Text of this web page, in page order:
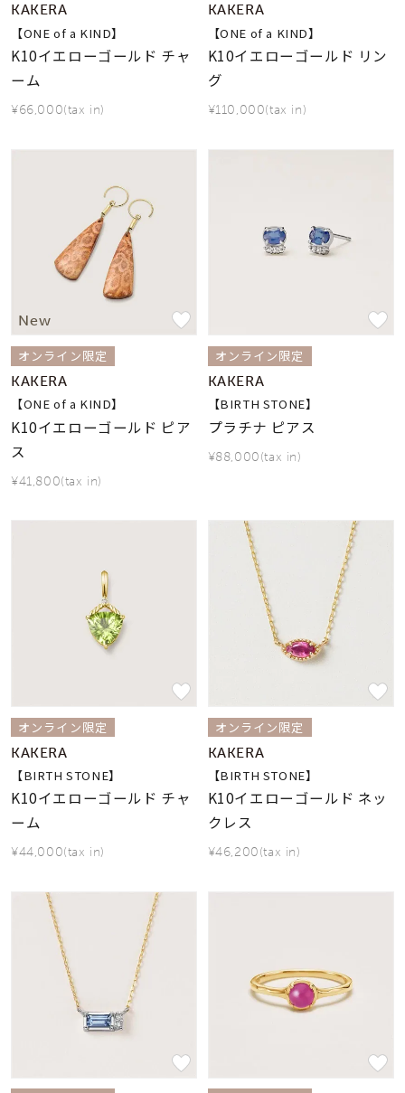
KAKERA
【ONE of a KIND】
K10イエローゴールド チャ
ーム
¥66,000(tax in)
KAKERA
【ONE of a KIND】
K10イエローゴールド リン
グ
¥110,000(tax in)
New
オンライン限定
KAKERA
【ONE of a KIND】
K10イエローゴールド ピア
ス
¥41,800(tax in)
オンライン限定
KAKERA
【BIRTH STONE】
プラチナ ピアス
¥88,000(tax in)
オンライン限定
KAKERA
【BIRTH STONE】
K10イエローゴールド チャ
ーム
¥44,000(tax in)
オンライン限定
KAKERA
【BIRTH STONE】
K10イエローゴールド ネッ
クレス
¥46,200(tax in)